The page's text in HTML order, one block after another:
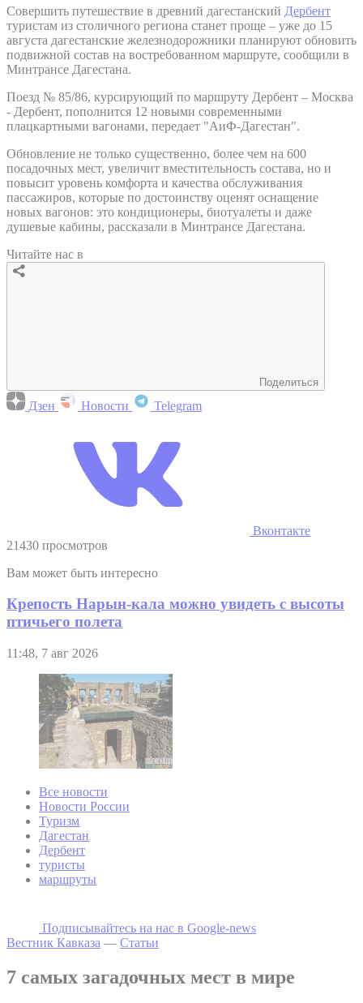
Совершить путешествие в древний дагестанский Дербент
туристам из столичного региона станет проще – уже до 15
августа дагестанские железнодорожники планируют обновить
подвижной состав на востребованном маршруте, сообщили в
Минтрансе Дагестана.
Поезд № 85/86, курсирующий по маршруту Дербент – Москва
- Дербент, пополнится 12 новыми современными
плацкартными вагонами, передает "АиФ-Дагестан".
Обновление не только существенно, более чем на 600
посадочных мест, увеличит вместительность состава, но и
повысит уровень комфорта и качества обслуживания
пассажиров, которые по достоинству оценят оснащение
новых вагонов: это кондиционеры, биотуалеты и даже
душевые кабины, рассказали в Минтрансе Дагестана.
Читайте нас в
Поделиться
Дзен Новости Telegram
Вконтакте
21430 просмотров
Вам может быть интересно
Крепость Нарын-кала можно увидеть с высоты
птичьего полета
11:48, 7 авг 2026
Все новости
Новости России
Туризм
Дагестан
Дербент
туристы
маршруты
Подписывайтесь на наc в Google-news
Вестник Кавказа — Статьи
7 самых загадочных мест в мире